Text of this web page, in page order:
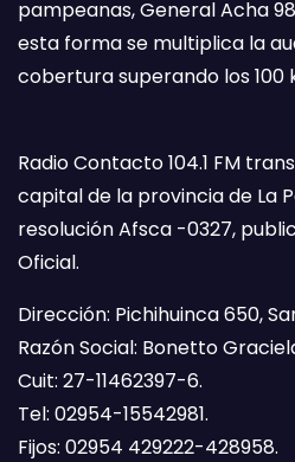
pampeanas, General Acha
esta forma se multiplica la
cobertura superando los 100
Radio Contacto 104.1 FM
capital de la provincia de La
resolución Afsca -0327,
Oficial.
Dirección: Pichihuinca 650,
Razón Social: Bonetto
Cuit: 27-11462397-6.
Tel: 02954-15542981.
Fijos: 02954 429222-428958.